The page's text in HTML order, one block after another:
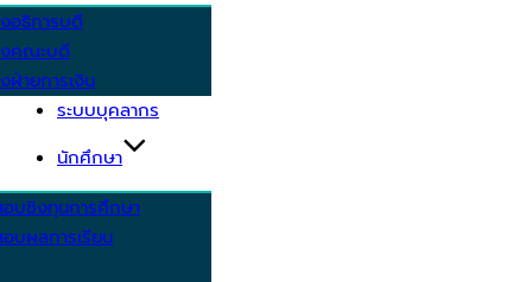
อธิการบดี
คณะบดี
ฝ่ายการเงิน
ระบบบุคลากร
นักศึกษา
บชิงทุนการศึกษา
บผลการเรียน